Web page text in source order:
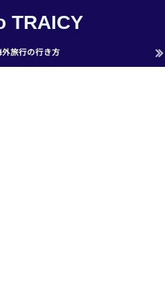
TRAICY
外旅行の行き方